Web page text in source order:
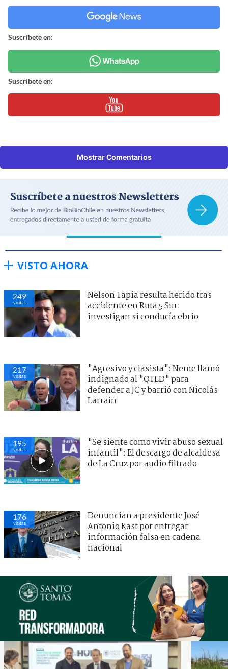
Suscríbete en:
Suscríbete en:
Mostrar Comentarios
VISTO AHORA
249
visitas
Nelson Tapia resulta herido tras
accidente en Ruta 5 Sur:
investigan si conducía ebrio
217
visitas
"Agresivo y clasista": Neme llamó
indignado al "QTLD" para
defender a JC y barrió con Nicolás
Larraín
195
visitas
"Se siente como vivir abuso sexual
infantil": El descargo de alcaldesa
de La Cruz por audio filtrado
176
visitas
Denuncian a presidente José
Antonio Kast por entregar
información falsa en cadena
nacional